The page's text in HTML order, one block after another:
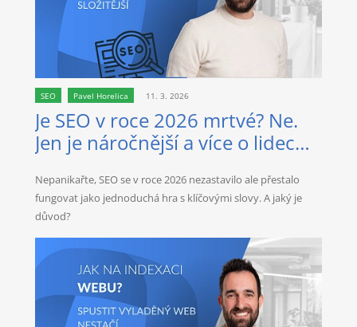
SEO Pavel Horelica 11. 3. 2026
Je SEO v roce 2026 mrtvé? Ne.
Jen je náročnější a více o lidech
Nepanikařte, SEO se v roce 2026 nezastavilo ale přestalo
fungovat jako jednoduchá hra s klíčovými slovy. A jaký je
důvod?